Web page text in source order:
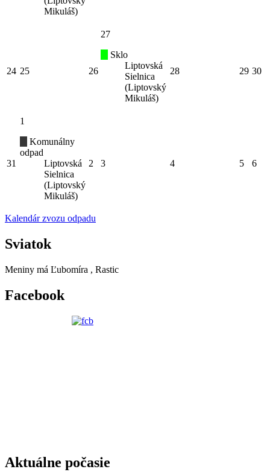
Mikuláš)
24 25 26
27
Sklo
Liptovská
Sielnica
(Liptovský
Mikuláš)
28 29 30
31
1
Komunálny
odpad
Liptovská
Sielnica
(Liptovský
Mikuláš)
2 3 4 5 6
Kalendár zvozu odpadu
Sviatok
Meniny má Ľubomíra , Rastic
Facebook
Aktuálne počasie